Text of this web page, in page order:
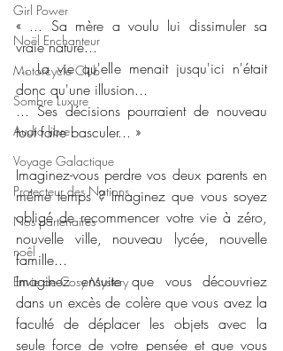
Girl Power
Noël Enchanteur
Motorcycle Club
Sombre Luxure
Audio libre
Voyage Galactique
Protecteur des Nations
Nos partenaires
noêl
Envie de Cosy Mystery
« ... Sa mère a voulu lui dissimuler sa
vraie nature...
... La vie qu'elle menait jusqu'ici n'était
donc qu'une illusion...
... Ses décisions pourraient de nouveau
tout faire basculer... »
Imaginez-vous perdre vos deux parents en
même temps ? Imaginez que vous soyez
obligé de recommencer votre vie à zéro,
nouvelle ville, nouveau lycée, nouvelle
famille...
Imaginez ensuite que vous découvriez
dans un excès de colère que vous avez la
faculté de déplacer les objets avec la
seule force de votre pensée et que vous